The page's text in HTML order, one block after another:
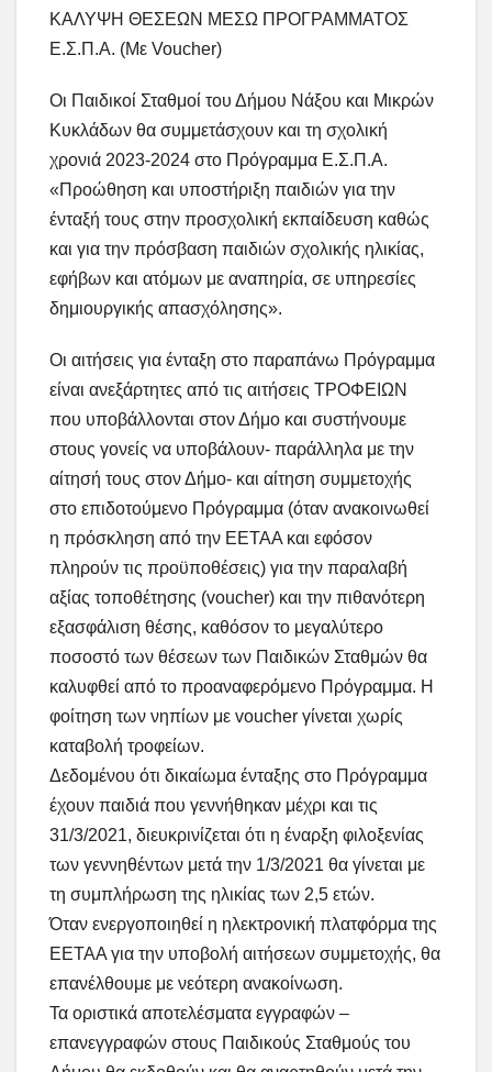
ΚΑΛΥΨΗ ΘΕΣΕΩΝ ΜΕΣΩ ΠΡΟΓΡΑΜΜΑΤΟΣ
Ε.Σ.Π.Α. (Με Voucher)
Οι Παιδικοί Σταθμοί του Δήμου Νάξου και Μικρών
Κυκλάδων θα συμμετάσχουν και τη σχολική
χρονιά 2023-2024 στο Πρόγραμμα Ε.Σ.Π.Α.
«Προώθηση και υποστήριξη παιδιών για την
ένταξή τους στην προσχολική εκπαίδευση καθώς
και για την πρόσβαση παιδιών σχολικής ηλικίας,
εφήβων και ατόμων με αναπηρία, σε υπηρεσίες
δημιουργικής απασχόλησης».
Οι αιτήσεις για ένταξη στο παραπάνω Πρόγραμμα
είναι ανεξάρτητες από τις αιτήσεις ΤΡΟΦΕΙΩΝ
που υποβάλλονται στον Δήμο και συστήνουμε
στους γονείς να υποβάλουν- παράλληλα με την
αίτησή τους στον Δήμο- και αίτηση συμμετοχής
στο επιδοτούμενο Πρόγραμμα (όταν ανακοινωθεί
η πρόσκληση από την ΕΕΤΑΑ και εφόσον
πληρούν τις προϋποθέσεις) για την παραλαβή
αξίας τοποθέτησης (voucher) και την πιθανότερη
εξασφάλιση θέσης, καθόσον το μεγαλύτερο
ποσοστό των θέσεων των Παιδικών Σταθμών θα
καλυφθεί από το προαναφερόμενο Πρόγραμμα. Η
φοίτηση των νηπίων με voucher γίνεται χωρίς
καταβολή τροφείων.
Δεδομένου ότι δικαίωμα ένταξης στο Πρόγραμμα
έχουν παιδιά που γεννήθηκαν μέχρι και τις
31/3/2021, διευκρινίζεται ότι η έναρξη φιλοξενίας
των γεννηθέντων μετά την 1/3/2021 θα γίνεται με
τη συμπλήρωση της ηλικίας των 2,5 ετών.
Όταν ενεργοποιηθεί η ηλεκτρονική πλατφόρμα της
ΕΕΤΑΑ για την υποβολή αιτήσεων συμμετοχής, θα
επανέλθουμε με νεότερη ανακοίνωση.
Τα οριστικά αποτελέσματα εγγραφών –
επανεγγραφών στους Παιδικούς Σταθμούς του